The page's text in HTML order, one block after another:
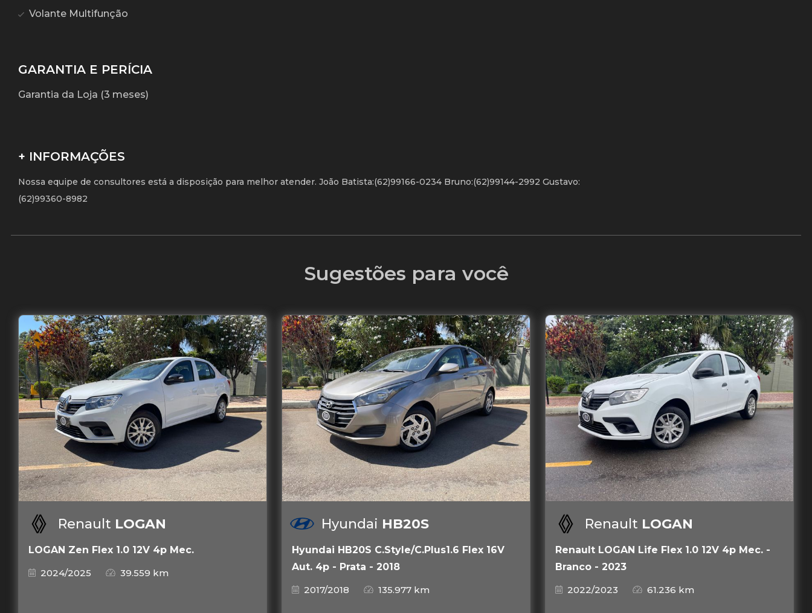
Volante Multifunção
GARANTIA E PERÍCIA
Garantia da Loja (3 meses)
+ INFORMAÇÕES
Nossa equipe de consultores está a disposição para melhor atender. João Batista:(62)99166-0234 Bruno:(62)99144-2992 Gustavo:
(62)99360-8982
Sugestões para você
Renault LOGAN
LOGAN Zen Flex 1.0 12V 4p Mec.
2024/2025
39.559 km
Hyundai HB20S
Hyundai HB20S C.Style/C.Plus1.6 Flex 16V
Aut. 4p - Prata - 2018
2017/2018
135.977 km
Renault LOGAN
Renault LOGAN Life Flex 1.0 12V 4p Mec. -
Branco - 2023
2022/2023
61.236 km